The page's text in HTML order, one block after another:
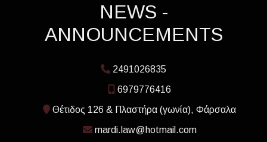
NEWS -
ANNOUNCEMENTS
2491026835
6979776416
Θέτιδος 126 & Πλαστήρα (γωνία), Φάρσαλα
mardi.law@hotmail.com